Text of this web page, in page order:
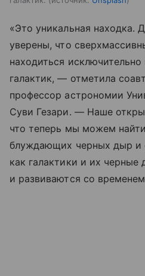
«Это уникальная находка.
уверены, что
находиться
галактик, — отметила
профессор астрономии
Суви Гезари. — Наше
что теперь мы можем
блуждающих черных дыр и
как галактики и их
и развиваются со